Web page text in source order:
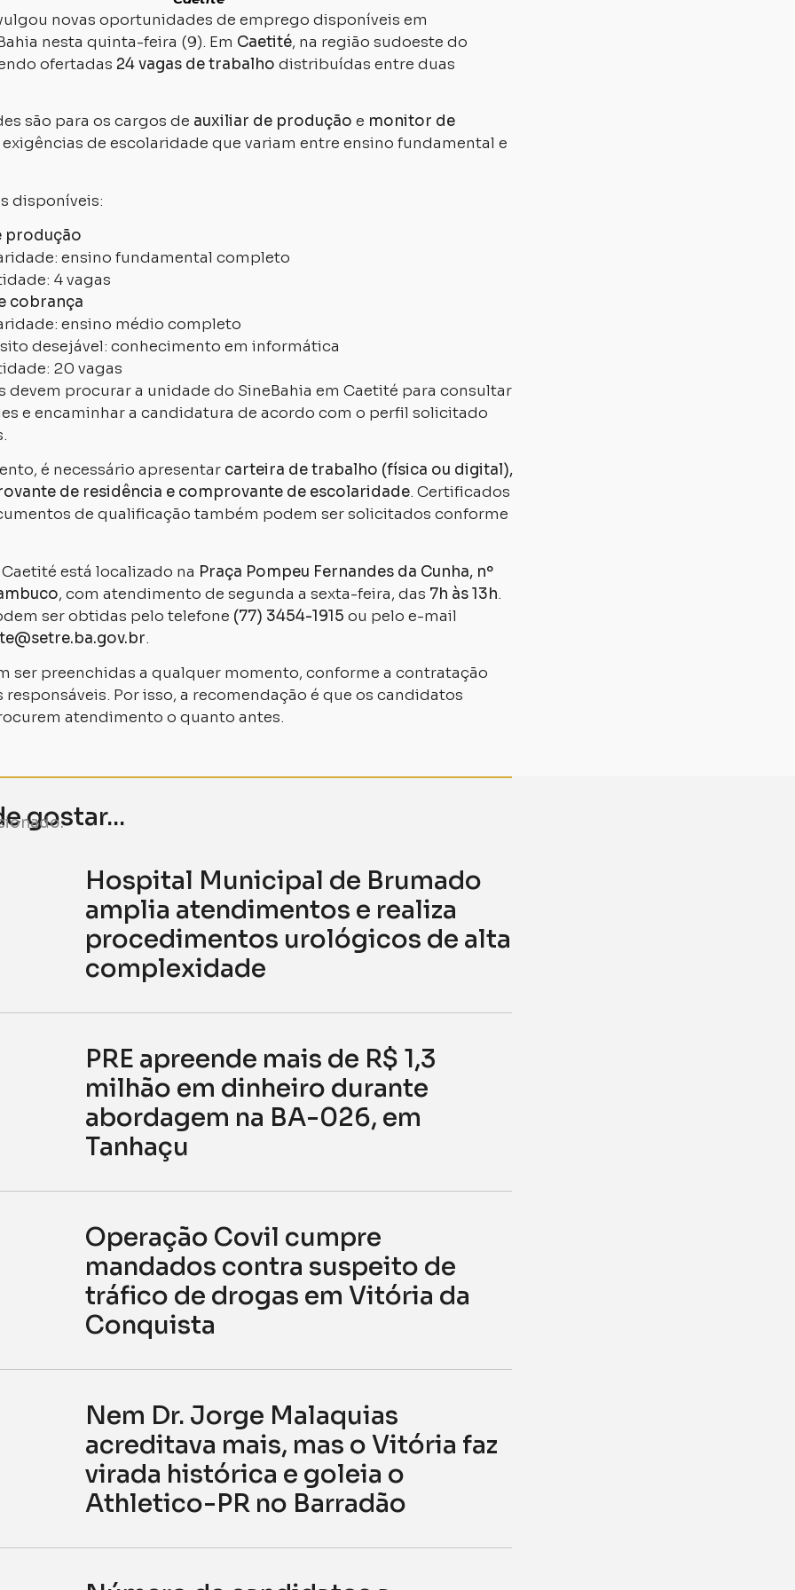
novas oportunidades de emprego disponíveis em
nesta quinta-feira (9). Em Caetité, na região sudoeste do
ofertadas 24 vagas de trabalho distribuídas entre duas
são para os cargos de auxiliar de produção e monitor de
exigências de escolaridade que variam entre ensino fundamental e
disponíveis:
produção
ensino fundamental completo
4 vagas
cobrança
ensino médio completo
desejável: conhecimento em informática
20 vagas
devem procurar a unidade do SineBahia em Caetité para consultar
e encaminhar a candidatura de acordo com o perfil solicitado
é necessário apresentar carteira de trabalho (física ou digital),
de residência e comprovante de escolaridade. Certificados
de qualificação também podem ser solicitados conforme
está localizado na Praça Pompeu Fernandes da Cunha, nº
, com atendimento de segunda a sexta-feira, das 7h às 13h.
ser obtidas pelo telefone (77) 3454-1915 ou pelo e-mail
.
ser preenchidas a qualquer momento, conforme a contratação
responsáveis. Por isso, a recomendação é que os candidatos
atendimento o quanto antes.
gostar...
Hospital Municipal de Brumado
amplia atendimentos e realiza
procedimentos urológicos de alta
complexidade
PRE apreende mais de R$ 1,3
milhão em dinheiro durante
abordagem na BA-026, em
Tanhaçu
Operação Covil cumpre
mandados contra suspeito de
tráfico de drogas em Vitória da
Conquista
Nem Dr. Jorge Malaquias
acreditava mais, mas o Vitória faz
virada histórica e goleia o
Athletico-PR no Barradão